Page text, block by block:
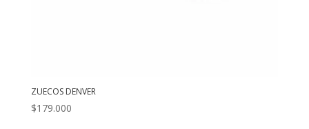
ZUECOS DENVER
$179.000